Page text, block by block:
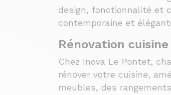
design, fonctionnalité et
contemporaine et
Rénovation
Chez Inova Le Pontet,
rénover votre cuisine,
meubles, des